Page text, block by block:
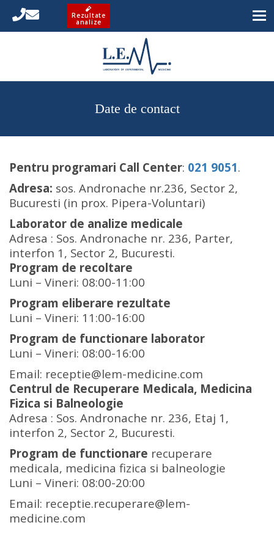
Date de contact
Pentru programari Call Center: 021 9051.
Adresa: sos. Andronache nr.236, Sector 2,
Bucuresti (in prox. Pipera-Voluntari)
Laborator de analize medicale
Adresa : Sos. Andronache nr. 236, Parter,
interfon 1, Sector 2, Bucuresti.
Program de recoltare
Luni – Vineri: 08:00-11:00
Program eliberare rezultate
Luni – Vineri: 11:00-16:00
Program de functionare laborator
Luni – Vineri: 08:00-16:00
Email: receptie@lem-medicine.com
Centrul de Recuperare Medicala, Medicina
Fizica si Balneologie
Adresa : Sos. Andronache nr. 236, Etaj 1,
interfon 2, Sector 2, Bucuresti.
Program de functionare recuperare
medicala, medicina fizica si balneologie
Luni – Vineri: 08:00-20:00
Email: receptie.recuperare@lem-
medicine.com
Rezultate
analize